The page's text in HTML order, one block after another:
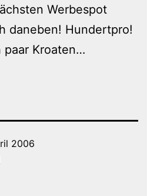
Werbespot
daneben! Hundertpro!
paar Kroaten…
2006